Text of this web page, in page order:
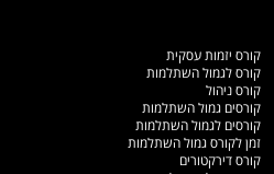
קורס יזמות עסקית
קורס לגמול השתלמות
קורס ניהול
קורסים גמול השתלמות
קורסים לגמול השתלמות
זמן לקורס גמול השתלמות
קורס דירקטורים